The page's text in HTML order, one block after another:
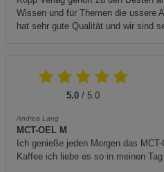
Wissen und für Themen die ussere
hat sehr gute Qualität und wir sind
5.0 / 5.0
Andrea Lang
MCT-OEL M
Ich genieße jeden Morgen das
Kaffee ich liebe es so in meinen